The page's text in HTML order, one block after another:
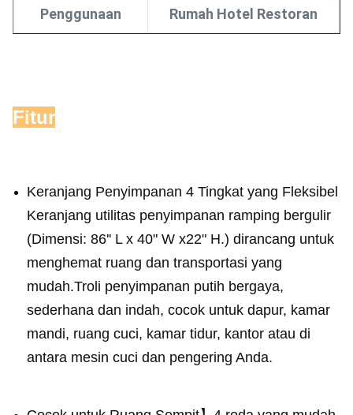
Penggunaan Rumah Hotel Restoran
Fitur
Keranjang Penyimpanan 4 Tingkat yang Fleksibel
Keranjang utilitas penyimpanan ramping bergulir
(Dimensi: 86'' L x 40" W x22" H.) dirancang untuk
menghemat ruang dan transportasi yang
mudah.Troli penyimpanan putih bergaya,
sederhana dan indah, cocok untuk dapur, kamar
mandi, ruang cuci, kamar tidur, kantor atau di
antara mesin cuci dan pengering Anda.